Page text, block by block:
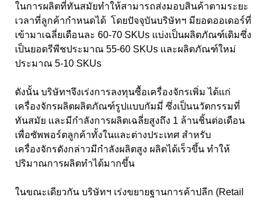
ในการผลิตที่ทันสมัยทำให้สามารถส่งมอบสินค้าตามระยะ
เวลาที่ลูกค้ากำหนดได้ โดยปัจจุบันบริษัทฯ มียอดออเดอร์ที่
เข้ามาเฉลี่ยเดือนละ 60-70 SKUs แบ่งเป็นผลิตภัณฑ์เดิมซึ่ง
เป็นยอดรีพีชประมาณ 55-60 SKUs และผลิตภัณฑ์ใหม่
ประมาณ 5-10 SKUs
ดังนั้น บริษัทฯจึงเร่งการลงทุนซื้อเครื่องจักรเพิ่ม ได้แก่
เครื่องจักรผลิตผลิตภัณฑ์รูปแบบกัมมี่ ซึ่งเป็นนวัตกรรมที่
ทันสมัย และมีกำลังการผลิตเฉลี่ยสูงถึง 1 ล้านชิ้นต่อเดือน
เพื่อซัพพอร์ตลูกค้าทั้งในและต่างประเทศ สำหรับ
เครื่องจักรดังกล่าวมีกำลังผลิตสูง ผลิตได้เร็วขึ้น ทำให้
ปริมาณการผลิตทำได้มากขึ้น
ในขณะเดียวกัน บริษัทฯ เร่งขยายฐานการค้าปลีก (Retail